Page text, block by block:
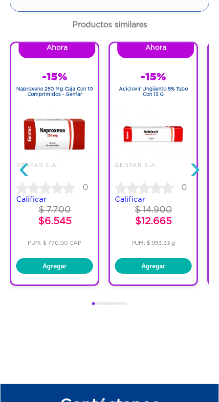
30 Tabletas
Código:1285690
Productos similares
‹
Ahora
-15%
Naproxeno 250 Mg Caja Con 10
Comprimidos - Genfar
GENFAR S.A.
0
Calificar
$ 7.700
$6.545
PUM: $ 770.00 CAP
Agregar
Ahora
-15%
Aciclovir Ungüento 5% Tubo
Con 15 G
GENFAR S.A.
0
Calificar
$ 14.900
$12.665
PUM: $ 993.33 g
Agregar
›